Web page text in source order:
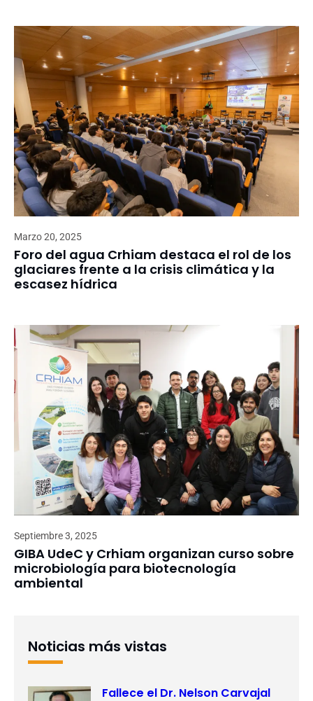
Marzo 20, 2025
Foro del agua Crhiam destaca el rol de los
glaciares frente a la crisis climática y la
escasez hídrica
Septiembre 3, 2025
GIBA UdeC y Crhiam organizan curso sobre
microbiología para biotecnología
ambiental
Noticias más vistas
Fallece el Dr. Nelson Carvajal